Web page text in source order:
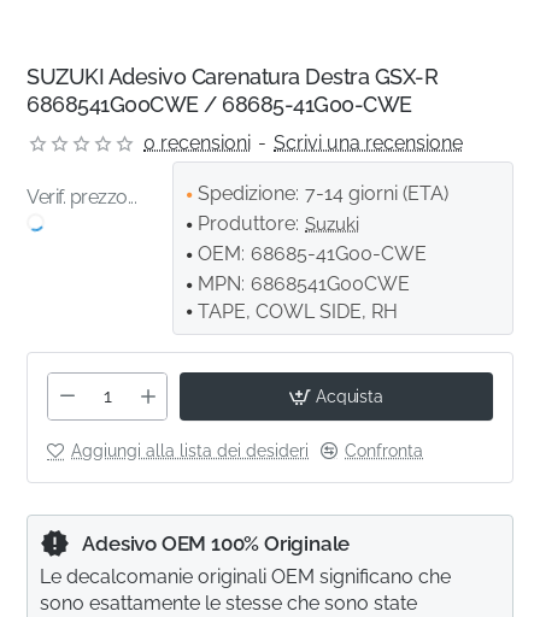
SUZUKI Adesivo Carenatura Destra GSX-R
6868541G00CWE / 68685-41G00-CWE
0 recensioni - Scrivi una recensione
Verif. prezzo... Spedizione: 7-14 giorni (ETA)
Produttore: Suzuki
OEM: 68685-41G00-CWE
MPN: 6868541G00CWE
TAPE, COWL SIDE, RH
Acquista
Aggiungi alla lista dei desideri Confronta
Adesivo OEM 100% Originale
Le decalcomanie originali OEM significano che
sono esattamente le stesse che sono state